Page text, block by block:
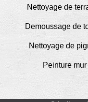
Nettoyage de
Demoussage de
Nettoyage de
Peinture